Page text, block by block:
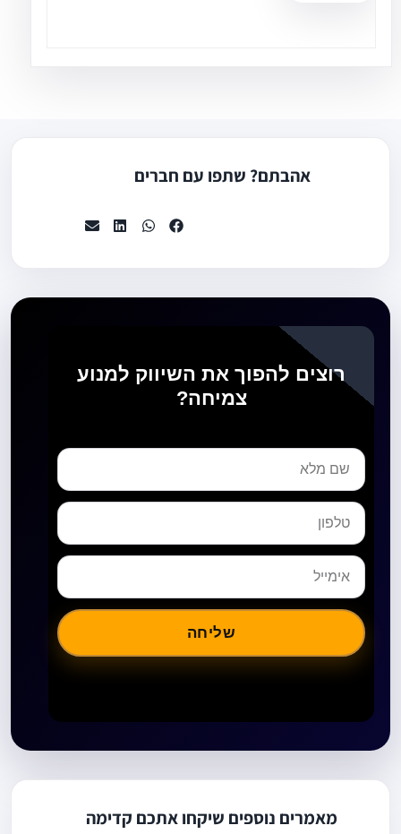
אהבתם? שתפו עם חברים
רוצים להפוך את השיווק למנוע
צמיחה?
שליחה
מאמרים נוספים שיקחו אתכם קדימה